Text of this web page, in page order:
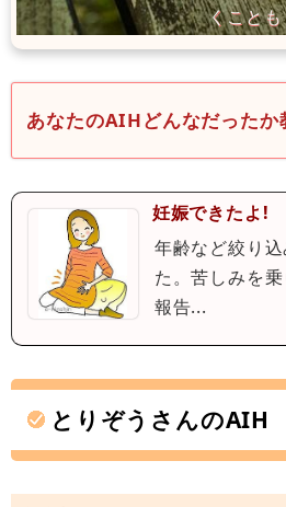
あなたのAIHどんなだったか
妊娠できたよ!
年齢など絞り
た。苦しみを
報告...
とりぞうさんのAIH